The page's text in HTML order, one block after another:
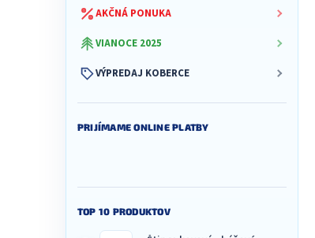
AKČNÁ PONUKA
VIANOCE 2025
VÝPREDAJ KOBERCE
PRIJÍMAME ONLINE PLATBY
TOP 10 PRODUKTOV